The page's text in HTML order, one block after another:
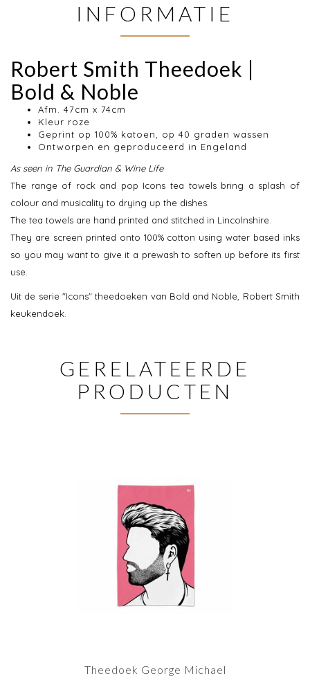
INFORMATIE
Robert Smith Theedoek |
Bold & Noble
Afm. 47cm x 74cm
Kleur roze
Geprint op 100% katoen, op 40 graden wassen
Ontworpen en geproduceerd in Engeland
As seen in The Guardian & Wine Life
The range of rock and pop Icons tea towels bring a splash of
colour and musicality to drying up the dishes.
The tea towels are hand printed and stitched in Lincolnshire.
They are screen printed onto 100% cotton using water based inks
so you may want to give it a prewash to soften up before its first
use.
Uit de serie "Icons" theedoeken van Bold and Noble, Robert Smith
keukendoek.
GERELATEERDE
PRODUCTEN
Theedoek George Michael